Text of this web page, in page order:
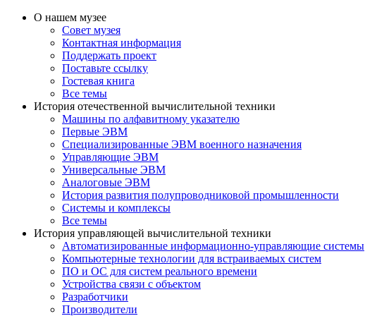
О нашем музее
Совет музея
Контактная информация
Поддержать проект
Поставьте ссылку
Гостевая книга
Все темы
История отечественной вычислительной техники
Машины по алфавитному указателю
Первые ЭВМ
Специализированные ЭВМ военного назначения
Управляющие ЭВМ
Универсальные ЭВМ
Аналоговые ЭВМ
История развития полупроводниковой промышленности
Системы и комплексы
Все темы
История управляющей вычислительной техники
Автоматизированные информационно-управляющие системы
Компьютерные технологии для встраиваемых систем
ПО и ОС для систем реального времени
Устройства связи с объектом
Разработчики
Производители